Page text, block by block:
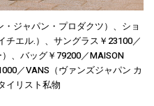
ジャパン・プロダクツ）、ショ
チエル.）、サングラス￥23100／
、バッグ￥79200／MAISON
／VANS（ヴァンズジャパン カ
イリスト私物